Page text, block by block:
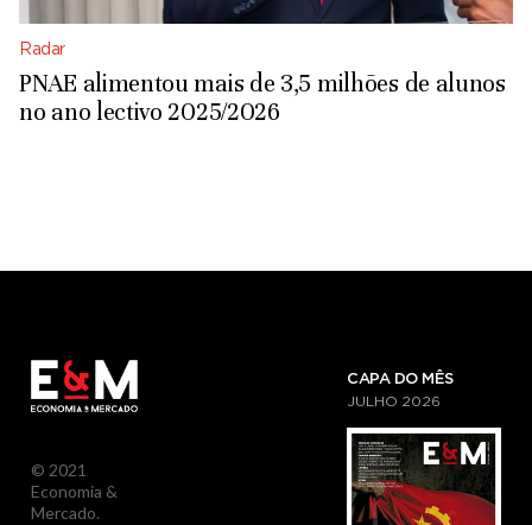
Radar
PNAE alimentou mais de 3,5 milhões de alunos
no ano lectivo 2025/2026
© 2021
Economia &
Mercado.
CAPA DO MÊS
JULHO 2026